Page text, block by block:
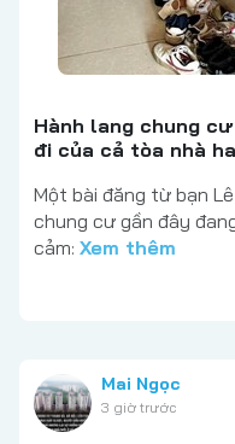
Hành lang chung
đi của cả tòa nhà
Một bài đăng từ bạn
chung cư gần đây
cảm: Xem thêm
Mai Ngọc
3 giờ trước